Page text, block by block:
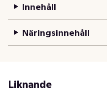
mellanmål eller bara när
mjölk.
Innehåll
Näringsinnehåll
Liknande